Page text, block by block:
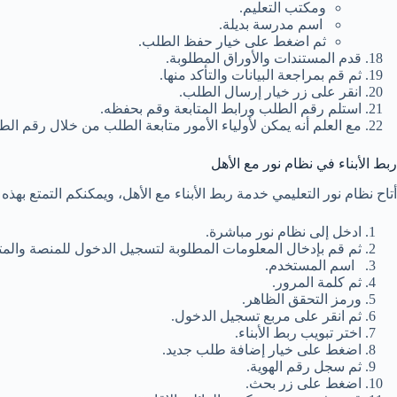
ومكتب التعليم.
اسم مدرسة بديلة.
ثم اضغط على خيار حفظ الطلب.
قدم المستندات والأوراق المطلوبة.
ثم قم بمراجعة البيانات والتأكد منها.
انقر على زر خيار إرسال الطلب.
استلم رقم الطلب ورابط المتابعة وقم بحفظه.
مع العلم أنه يمكن لأولياء الأمور متابعة الطلب من خلال رقم
ربط الأبناء في نظام نور مع الأهل
أتاح نظام نور التعليمي خدمة ربط الأبناء مع الأهل، ويمكنكم التمتع
ادخل إلى نظام نور مباشرة.
ثم قم بإدخال المعلومات المطلوبة لتسجيل الدخول للمنصة
اسم المستخدم.
ثم كلمة المرور.
ورمز التحقق الظاهر.
ثم انقر على مربع تسجيل الدخول.
اختر تبويب ربط الأبناء.
اضغط على خيار إضافة طلب جديد.
ثم سجل رقم الهوية.
اضغط على زر بحث.